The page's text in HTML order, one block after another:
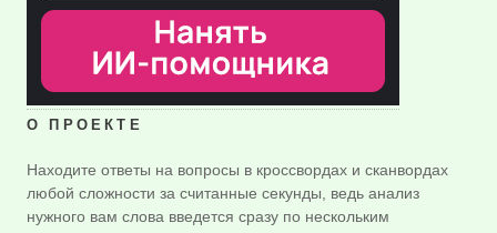
О ПРОЕКТЕ
Находите ответы на вопросы в кроссвордах и сканвордах
любой сложности за считанные секунды, ведь анализ
нужного вам слова введется сразу по нескольким